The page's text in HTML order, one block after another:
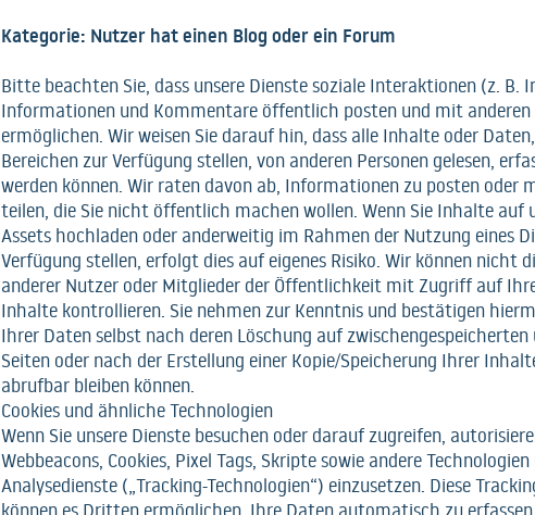
Kategorie: Nutzer hat einen Blog oder ein Forum
Bitte beachten Sie, dass unsere Dienste soziale Interaktionen (z. B.
Informationen und Kommentare öffentlich posten und mit
ermöglichen. Wir weisen Sie darauf hin, dass alle Inhalte oder
Bereichen zur Verfügung stellen, von anderen Personen gelesen,
werden können. Wir raten davon ab, Informationen zu posten oder
teilen, die Sie nicht öffentlich machen wollen. Wenn Sie Inhalte auf
Assets hochladen oder anderweitig im Rahmen der Nutzung eines
Verfügung stellen, erfolgt dies auf eigenes Risiko. Wir können nicht
anderer Nutzer oder Mitglieder der Öffentlichkeit mit Zugriff auf
Inhalte kontrollieren. Sie nehmen zur Kenntnis und bestätigen
Ihrer Daten selbst nach deren Löschung auf
Seiten oder nach der Erstellung einer Kopie/Speicherung Ihrer
abrufbar bleiben können.
Cookies und ähnliche Technologien
Wenn Sie unsere Dienste besuchen oder darauf zugreifen,
Webbeacons, Cookies, Pixel Tags, Skripte sowie andere Technologien
Analysedienste („Tracking-Technologien“) einzusetzen. Diese